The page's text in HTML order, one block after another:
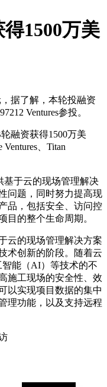
1500万美
据了解，本轮投融资
Ventures参投。
融资获得1500万美
、Titan
于云的现场管理解决
问题，同时努力提高现
品，包括安全、访问控
目的整个生命周期。
的现场管理解决方案
术创新的阶段。随着云
能（AI）等技术的不
施工现场的安全性、效
以实现项目数据的集中
理功能，以及支持远程